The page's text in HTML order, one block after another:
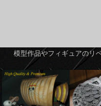
模型作品やフィギュアのリ